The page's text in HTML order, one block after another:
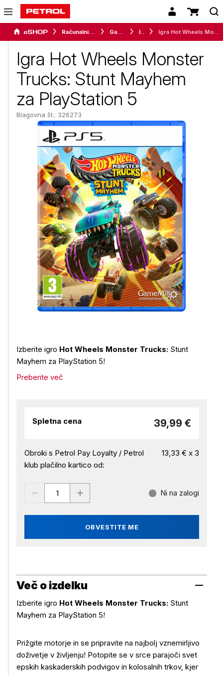
Računalništvo Gaming Igre
Igra Hot Wheels Monster
Trucks: Stunt Mayhem
za PlayStation 5
Blagovna št.: 326273
Izberite igro Hot Wheels Monster Trucks: Stunt
Mayhem za PlayStation 5!
Preberite več
Spletna cena 39,99 €
Obroki s Petrol Pay Loyalty / Petrol
klub plačilno kartico od:
13,33 € x 3
OBVESTITE ME
Ni na zalogi
Več o izdelku
Izberite igro Hot Wheels Monster Trucks: Stunt
Mayhem za PlayStation 5!
Prižgite motorje in se pripravite na najbolj vznemirljivo
doživetje v življenju! Potopite se v srce parajoči svet
epskih kaskaderskih podvigov in kolosalnih trkov, kjer